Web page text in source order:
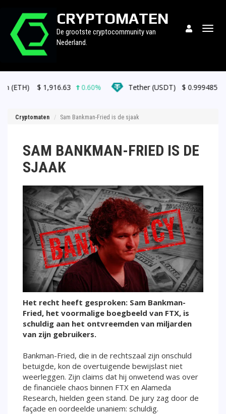
CRYPTOMATEN
De grootste cryptocommunity van
Nederland.
1,916.63 0.60% Tether (USDT) $0.999485 0.00%
Cryptomaten Sam Bankman-Fried is de sjaak
SAM BANKMAN-FRIED IS DE
SJAAK
Het recht heeft gesproken: Sam Bankman-
Fried, het voormalige boegbeeld van FTX, is
schuldig aan het ontvreemden van miljarden
van zijn gebruikers.
Bankman-Fried, die in de rechtszaal zijn onschuld
betuigde, kon de overtuigende bewijslast niet
weerleggen. Zijn claims dat hij onwetend was over
de financiële chaos binnen FTX en Alameda
Research, hielden geen stand. De jury zag door de
façade en oordeelde unaniem: schuldig.